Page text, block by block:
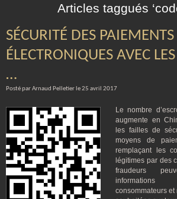
Articles taggués
SÉCURITÉ DES PAIEMENTS
ÉLECTRONIQUES AVEC
…
Posté par Arnaud Pelletier le 25 avril 2017
Le nombre
augmente en
les failles de
moyens de
remplaçant les
légitimes par des
fraudeurs
informations
consommateurs